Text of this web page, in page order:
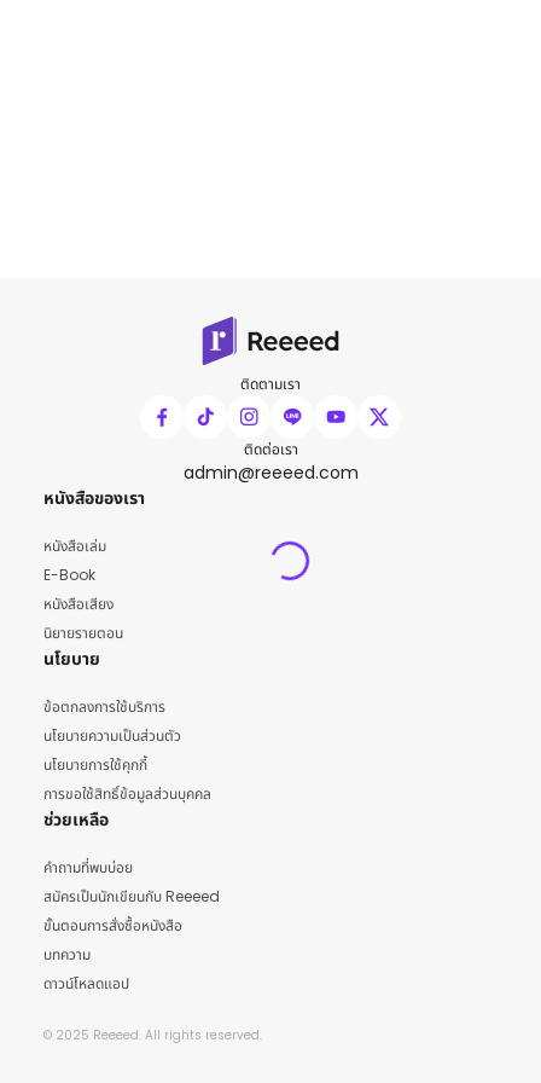
ติดตามเรา
ติดต่อเรา
admin@reeeed.com
หนังสือของเรา
หนังสือเล่ม
E-Book
หนังสือเสียง
นิยายรายตอน
นโยบาย
ข้อตกลงการใช้บริการ
นโยบายความเป็นส่วนตัว
นโยบายการใช้คุกกี้
การขอใช้สิทธิ์ข้อมูลส่วนบุคคล
ช่วยเหลือ
คำถามที่พบบ่อย
สมัครเป็นนักเขียนกับ Reeeed
ขั้นตอนการสั่งซื้อหนังสือ
บทความ
ดาวน์โหลดแอป
© 2025 Reeeed. All rights reserved.